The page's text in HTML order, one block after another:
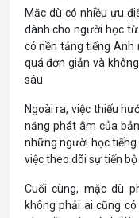
Mặc dù có nhiều ưu
dành cho người học
có nền tảng tiếng Anh
quá đơn giản và
sâu.
Ngoài ra, việc thiếu
năng phát âm của
những người học
việc theo dõi sự tiến
Cuối cùng, mặc dù
không phải ai cũng